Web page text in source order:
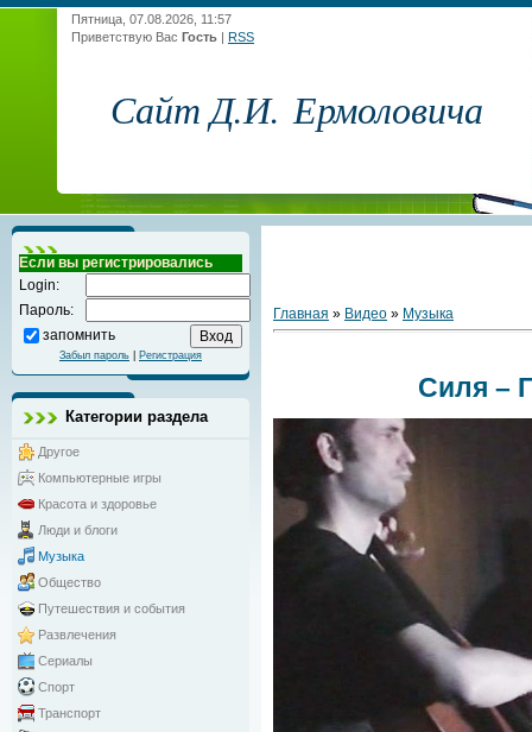
Пятница, 07.08.2026, 11:57
Приветствую Вас Гость | RSS
Сайт Д.И. Ермоловича
Если вы регистрировались
Login:
Пароль:
запомнить
Забыл пароль Регистрация
Категории раздела
Другое
Компьютерные игры
Красота и здоровье
Люди и блоги
Музыка
Общество
Путешествия и события
Развлечения
Сериалы
Спорт
Транспорт
Главная » Видео » Музыка
Силя –